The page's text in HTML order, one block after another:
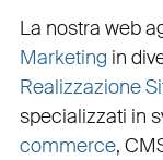
La nostra web
Marketing in
Realizzazione
specializzati in
commerce,